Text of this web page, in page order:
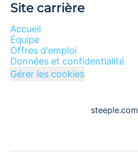
Site carrière
Accueil
Équipe
Offres d'emploi
Données et confidentialité
Gérer les cookies
steeple.com